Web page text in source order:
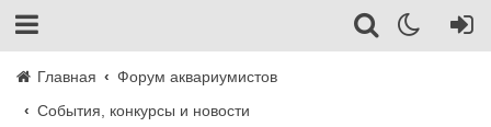
Главная
Форум аквариумистов
События, конкурсы и новости